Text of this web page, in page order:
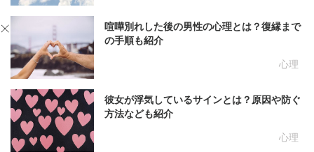
心理
喧嘩別れした後の男性の心理とは？復縁まで
の手順も紹介
心理
彼女が浮気しているサインとは？原因や防ぐ
方法なども紹介